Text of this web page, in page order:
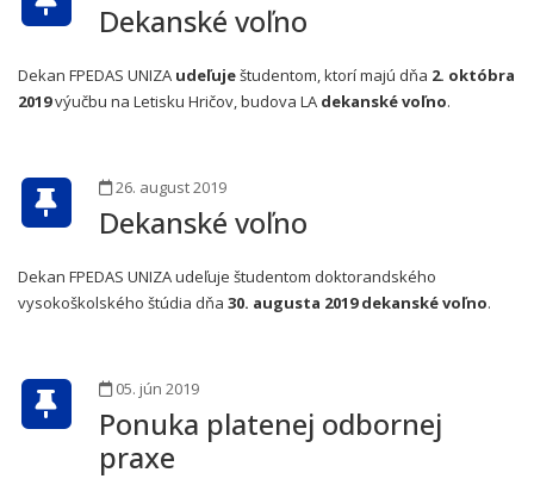
Dekanské voľno
Dekan FPEDAS UNIZA udeľuještudentom, ktorí majú dňa 2. októbra
2019výučbu na Letisku Hričov, budova LA dekanské voľno.
26. august 2019
Dekanské voľno
Dekan FPEDAS UNIZA udeľuje študentom doktorandského
vysokoškolského štúdia dňa 30. augusta 2019 dekanské voľno.
05. jún 2019
Ponuka platenej odbornej
praxe